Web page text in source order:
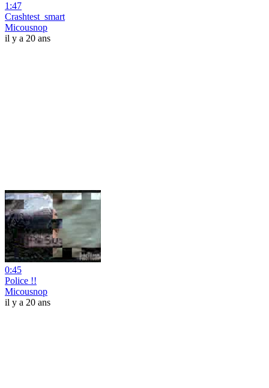
1:47
Crashtest_smart
Micousnop
il y a 20 ans
0:45
Police !!
Micousnop
il y a 20 ans